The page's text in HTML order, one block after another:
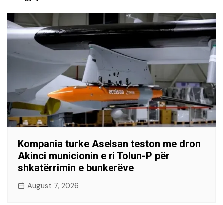
Kompania turke Aselsan teston me dron
Akinci municionin e ri Tolun-P për
shkatërrimin e bunkerëve
August 7, 2026